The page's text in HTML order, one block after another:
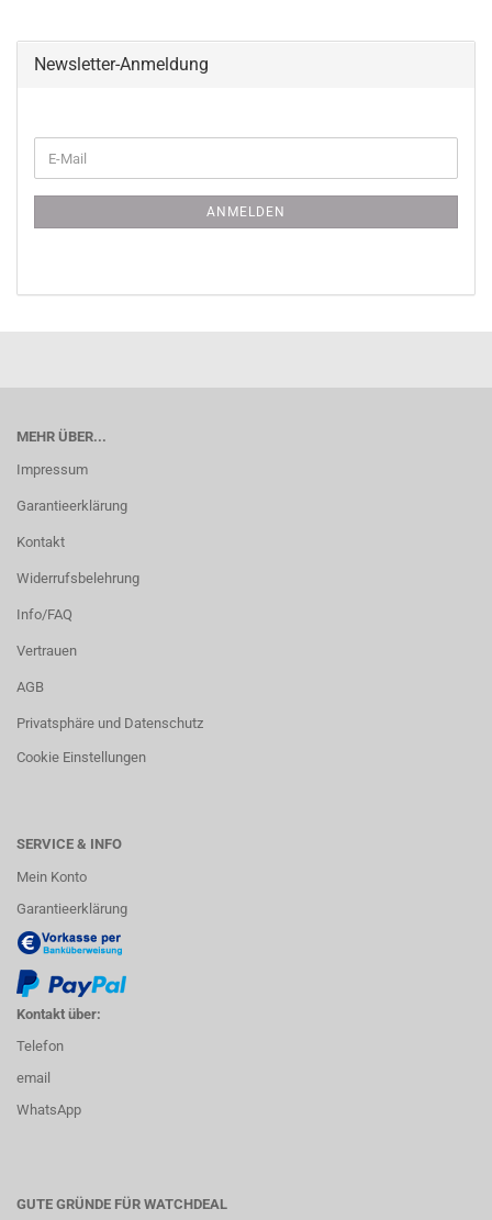
Newsletter-Anmeldung
ZUR
E-
Mail
ANMELDEN
MEHR ÜBER...
Impressum
Garantieerklärung
Kontakt
Widerrufsbelehrung
Info/FAQ
Vertrauen
AGB
Privatsphäre und Datenschutz
Cookie Einstellungen
SERVICE & INFO
Mein Konto
Garantieerklärung
Kontakt über:
Telefon
email
WhatsApp
GUTE GRÜNDE FÜR WATCHDEAL